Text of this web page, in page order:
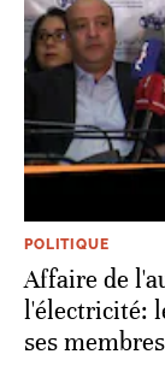
POLITIQUE
Affaire de
l'électricité:
ses membres